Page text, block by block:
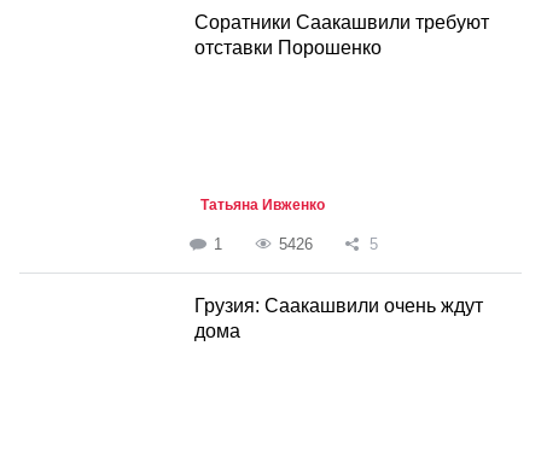
Соратники Саакашвили требуют
отставки Порошенко
Татьяна Ивженко
1 5426 5
Грузия: Саакашвили очень ждут
дома